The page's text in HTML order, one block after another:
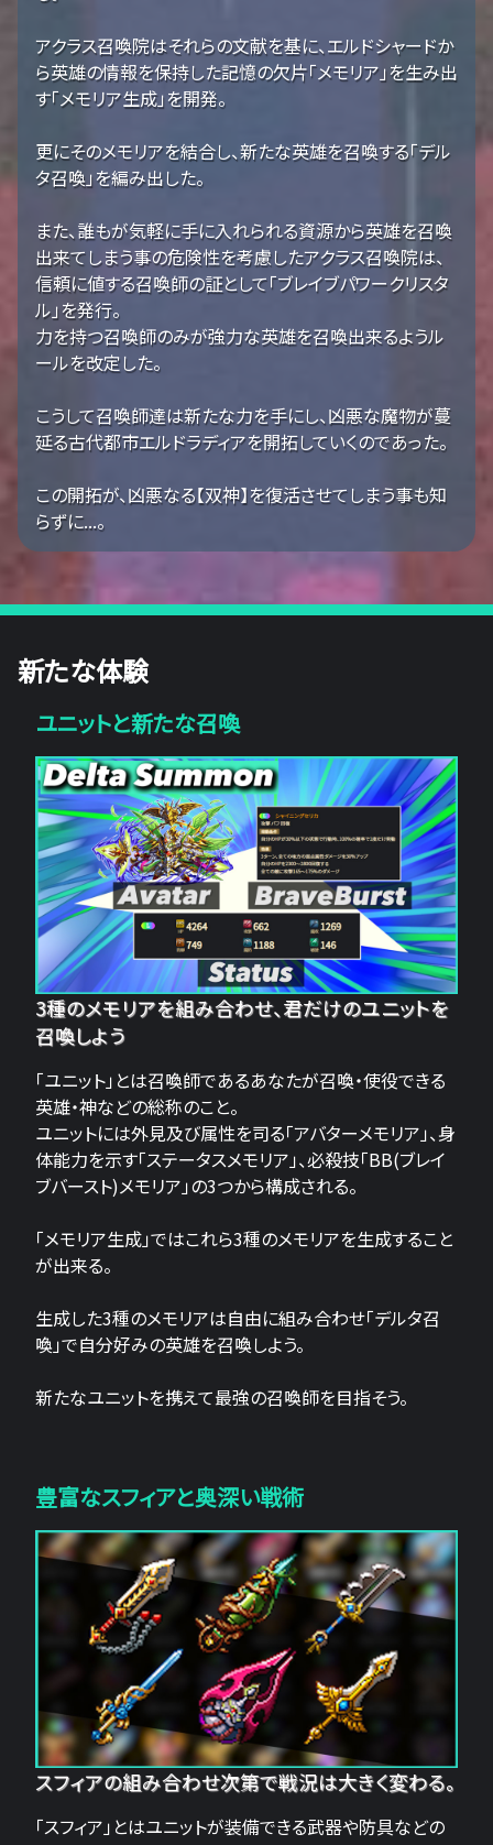
アクラス召喚院はそれらの文献を基に、エルドシャードか
ら英雄の情報を保持した記憶の欠片「メモリア」を生み出
す「メモリア生成」を開発。
更にそのメモリアを結合し、新たな英雄を召喚する「デル
タ召喚」を編み出した。
また、誰もが気軽に手に入れられる資源から英雄を召喚
出来てしまう事の危険性を考慮したアクラス召喚院は、
信頼に値する召喚師の証として「ブレイブパワークリスタ
ル」を発行。
力を持つ召喚師のみが強力な英雄を召喚出来るようル
ールを改定した。
こうして召喚師達は新たな力を手にし、凶悪な魔物が蔓
延る古代都市エルドラディアを開拓していくのであった。
この開拓が、凶悪なる【双神】を復活させてしまう事も知
らずに...。
新たな体験
ユニットと新たな召喚
3種のメモリアを組み合わせ、君だけのユニットを
召喚しよう
「ユニット」とは召喚師であるあなたが召喚・使役できる
英雄・神などの総称のこと。
ユニットには外見及び属性を司る「アバターメモリア」、身
体能力を示す「ステータスメモリア」、必殺技「BB(ブレイ
ブバースト)メモリア」の3つから構成される。
「メモリア生成」ではこれら3種のメモリアを生成すること
が出来る。
生成した3種のメモリアは自由に組み合わせ「デルタ召
喚」で自分好みの英雄を召喚しよう。
新たなユニットを携えて最強の召喚師を目指そう。
豊富なスフィアと奥深い戦術
スフィアの組み合わせ次第で戦況は大きく変わる。
「スフィア」とはユニットが装備できる武器や防具などの